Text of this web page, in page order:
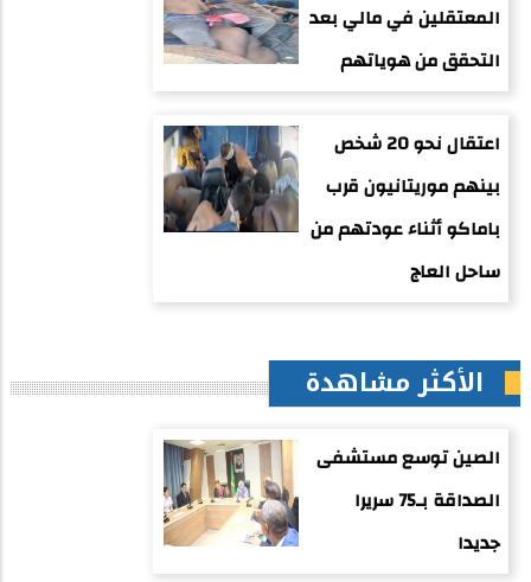
المعتقلين في مالي بعد
التحقق من هوياتهم
اعتقال نحو 20 شخص
بينهم موريتانيون قرب
باماكو أثناء عودتهم من
ساحل العاج
الأكثر مشاهدة
الصين توسع مستشفى
الصداقة بـ75 سريرا
جديدا